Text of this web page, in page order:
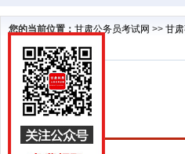
您的当前位置： 甘肃公务员考试网 >> 甘